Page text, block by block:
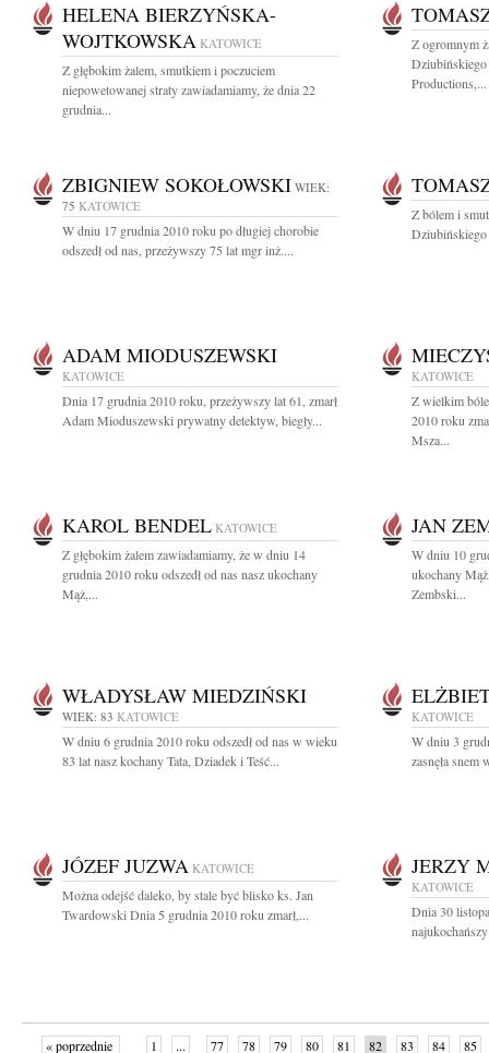
HELENA BIERZYŃSKA-
WOJTKOWSKA KATOWICE
Z głębokim żalem, smutkiem i poczuciem
niepowetowanej straty zawiadamiamy, że dnia 22
grudnia...
Z ogromnym
Productions,...
ZBIGNIEW SOKOŁOWSKI WIEK:
75 KATOWICE
W dniu 17 grudnia 2010 roku po długiej chorobie
odszedł od nas, przeżywszy 75 lat mgr inż....
Z bólem i
Dziubińskiego
ADAM MIODUSZEWSKI
KATOWICE
Dnia 17 grudnia 2010 roku, przeżywszy lat 61, zmarł
Adam Mioduszewski prywatny detektyw, biegły...
KATOWICE
Z wielkim
2010 roku
Msza...
KAROL BENDEL KATOWICE
Z głębokim żalem zawiadamiamy, że w dniu 14
grudnia 2010 roku odszedł od nas nasz ukochany
Mąż,...
JAN
W dniu 10
ukochany
Zembski...
WŁADYSŁAW MIEDZIŃSKI
WIEK: 83 KATOWICE
W dniu 6 grudnia 2010 roku odszedł od nas w wieku
83 lat nasz kochany Tata, Dziadek i Teść...
KATOWICE
W dniu 3
zasnęła snem
JÓZEF JUZWA KATOWICE
Można odejść daleko, by stale być blisko ks. Jan
Twardowski Dnia 5 grudnia 2010 roku zmarł,...
JERZY
KATOWICE
Dnia 30
« poprzednie 1 ... 77 78 79 80 81 82 83 84 85